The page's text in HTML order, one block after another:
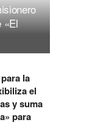
«El
la
el
y suma
para